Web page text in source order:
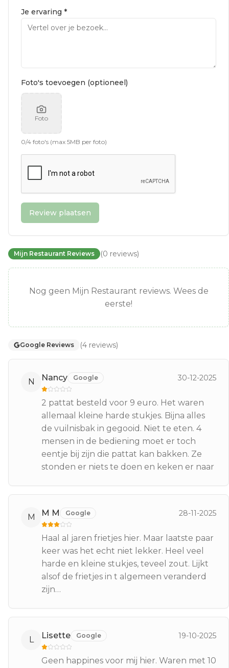
Je ervaring *
Foto's toevoegen (optioneel)
Foto
0/4 foto's (max 5MB per foto)
Review plaatsen
Mijn Restaurant Reviews (0 reviews)
Nog geen Mijn Restaurant reviews. Wees de
eerste!
Google Reviews (4 reviews)
N Nancy Google 30-12-2025
2 pattat besteld voor 9 euro. Het waren
allemaal kleine harde stukjes. Bijna alles
de vuilnisbak in gegooid. Niet te eten. 4
mensen in de bediening moet er toch
eentje bij zijn die pattat kan bakken. Ze
stonden er niets te doen en keken er naar
M M M Google 28-11-2025
Haal al jaren frietjes hier. Maar laatste paar
keer was het echt niet lekker. Heel veel
harde en kleine stukjes, teveel zout. Lijkt
alsof de frietjes in t algemeen veranderd
zijn…
L Lisette Google 19-10-2025
Geen happines voor mij hier. Waren met 10